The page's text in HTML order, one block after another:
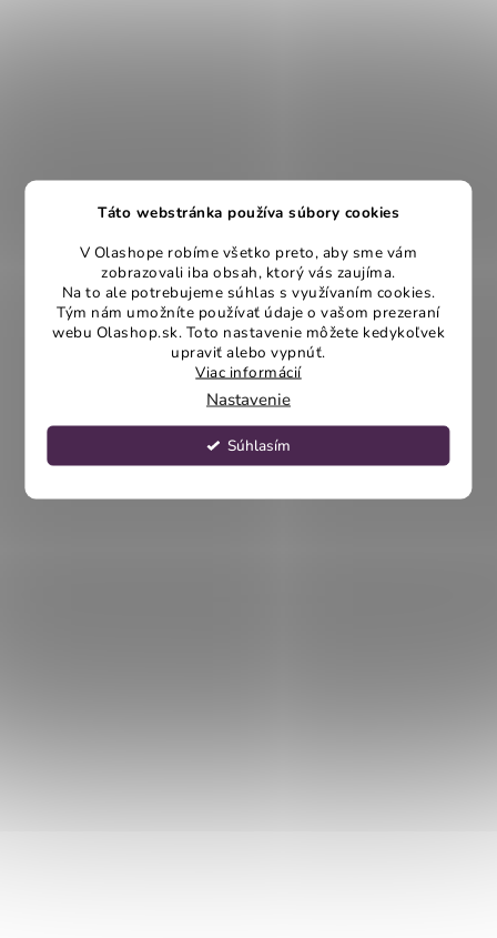
Táto webstránka používa súbory cookies
V Olashope robíme všetko preto, aby sme vám
zobrazovali iba obsah, ktorý vás zaujíma.
Na to ale potrebujeme súhlas s využívaním cookies.
Tým nám umožníte používať údaje o vašom prezeraní
webu Olashop.sk. Toto nastavenie môžete kedykoľvek
upraviť alebo vypnúť.
Viac informácií
Nastavenie
Súhlasím